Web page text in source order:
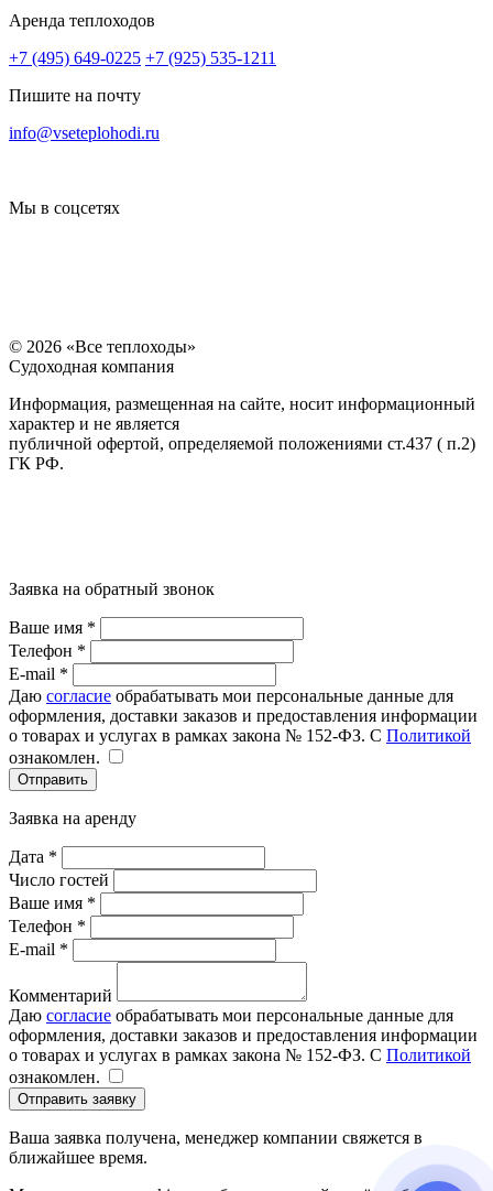
Аренда теплоходов
+7 (495) 649-0225 +7 (925) 535-1211
Пишите на почту
info@vseteplohodi.ru
Мы в соцсетях
© 2026 «Все теплоходы»
Судоходная компания
Информация, размещенная на сайте, носит информационный
характер и не является
публичной офертой, определяемой положениями ст.437 ( п.2)
ГК РФ.
Заявка на обратный звонок
Ваше имя *
Телефон *
E-mail *
Даю согласие обрабатывать мои персональные данные для
оформления, доставки заказов и предоставления информации
о товарах и услугах в рамках закона № 152-ФЗ. С Политикой
ознакомлен.
Отправить
Заявка на аренду
Дата *
Число гостей
Ваше имя *
Телефон *
E-mail *
Комментарий
Даю согласие обрабатывать мои персональные данные для
оформления, доставки заказов и предоставления информации
о товарах и услугах в рамках закона № 152-ФЗ. С Политикой
ознакомлен.
Отправить заявку
Ваша заявка получена, менеджер компании свяжется в
ближайшее время.